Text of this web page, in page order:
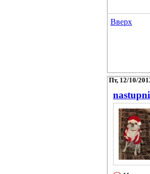
Вверх
Пт, 12/10/